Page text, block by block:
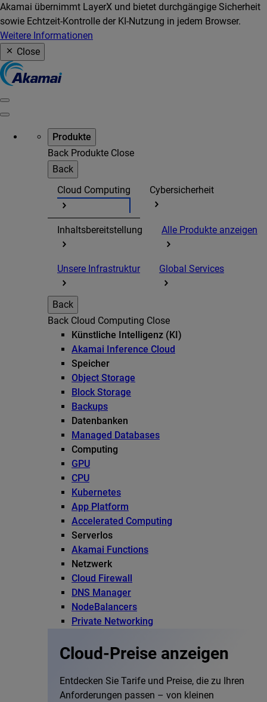
Akamai übernimmt LayerX und bietet durchgängige Sicherheit
sowie Echtzeit-Kontrolle der KI-Nutzung in jedem Browser.
Weitere Informationen
Close
Produkte
Back Produkte Close
Back
Cloud Computing
Cybersicherheit
Inhaltsbereitstellung Alle Produkte anzeigen
Unsere Infrastruktur Global Services
Back
Back Cloud Computing Close
Künstliche Intelligenz (KI)
Akamai Inference Cloud
Speicher
Object Storage
Block Storage
Backups
Datenbanken
Managed Databases
Computing
GPU
CPU
Kubernetes
App Platform
Accelerated Computing
Serverlos
Akamai Functions
Netzwerk
Cloud Firewall
DNS Manager
NodeBalancers
Private Networking
Cloud-Preise anzeigen
Entdecken Sie Tarife und Preise, die zu Ihren
Anforderungen passen – von kleinen